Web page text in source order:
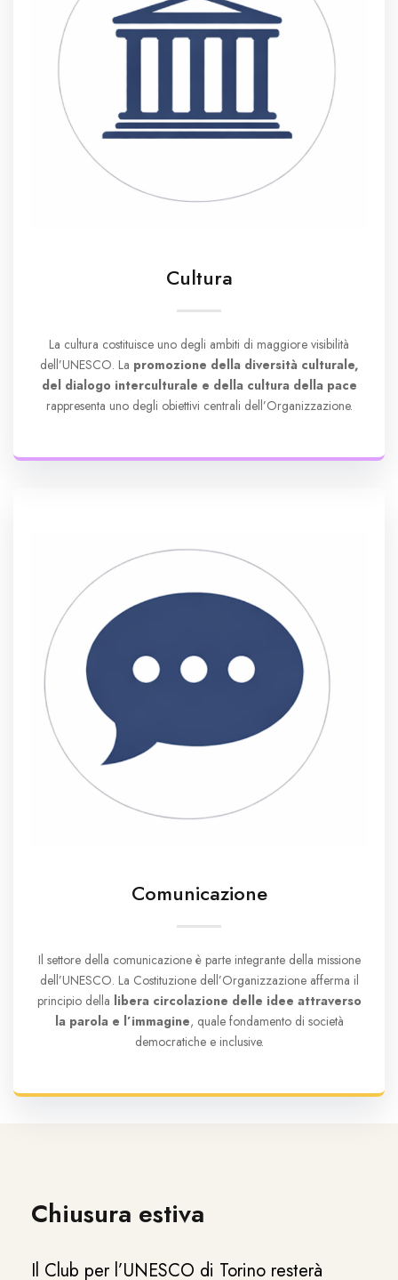
Cultura
La cultura costituisce uno degli ambiti di maggiore visibilità
dell’UNESCO. La promozione della diversità culturale,
del dialogo interculturale e della cultura della pace
rappresenta uno degli obiettivi centrali dell’Organizzazione.
Comunicazione
Il settore della comunicazione è parte integrante della missione
dell’UNESCO. La Costituzione dell’Organizzazione afferma il
principio della libera circolazione delle idee attraverso
la parola e l’immagine, quale fondamento di società
democratiche e inclusive.
Chiusura estiva
Il Club per l’UNESCO di Torino resterà